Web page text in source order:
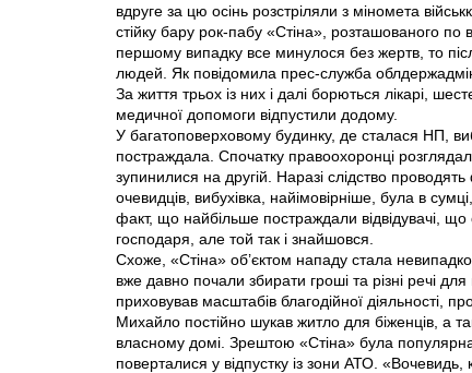
вдруге за цю осінь розстріляли з міномета
стійку бару рок-пабу «Стіна», розташованого по
першому випадку все минулося без жертв, то
людей. Як повідомила прес-служба
За життя трьох із них і далі борються лікарі,
медичної допомоги відпустили додому.
У багатоповерховому будинку, де сталася НП,
постраждала. Спочатку правоохоронці
зупинилися на другій. Наразі слідство
очевидців, вибухівка, найімовірніше, була в
факт, що найбільше постраждали відвідувачі, що
господаря, але той так і знайшовся.
Схоже, «Стіна» об’єктом нападу стала
вже давно почали збирати гроші та різні речі
приховував масштабів благодійної діяльності,
Михайло постійно шукав житло для біженців, а
власному домі. Зрештою «Стіна» була популярна
поверталися у відпустку із зони АТО.